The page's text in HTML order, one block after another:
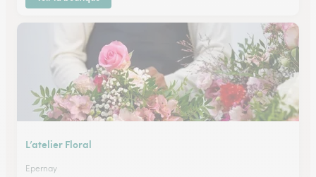
L’atelier Floral
Epernay